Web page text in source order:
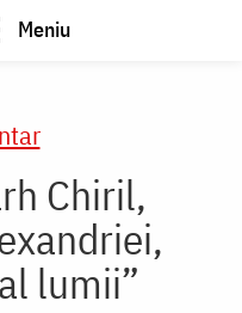
Meniu
Chiril,
lumii”